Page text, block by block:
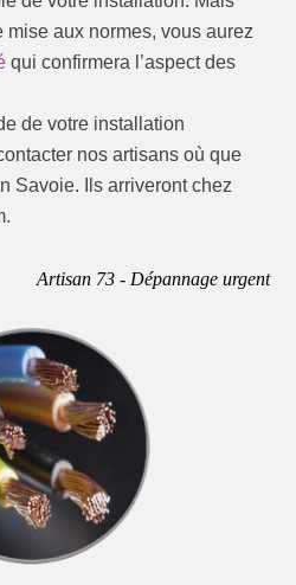
mise aux normes, vous aurez
qui confirmera l’aspect des
de votre installation
nos artisans où que
Savoie. Ils arriveront chez
Artisan 73 - Dépannage urgent